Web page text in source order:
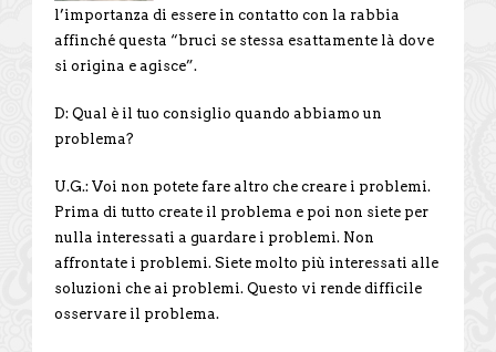
l’importanza di essere in contatto con la rabbia
affinché questa “bruci se stessa esattamente là dove
si origina e agisce”.
D: Qual è il tuo consiglio quando abbiamo un
problema?
U.G.: Voi non potete fare altro che creare i problemi.
Prima di tutto create il problema e poi non siete per
nulla interessati a guardare i problemi. Non
affrontate i problemi. Siete molto più interessati alle
soluzioni che ai problemi. Questo vi rende difficile
osservare il problema.